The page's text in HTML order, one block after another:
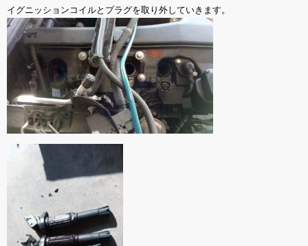
イグニッションコイルとプラグを取り外していきます。